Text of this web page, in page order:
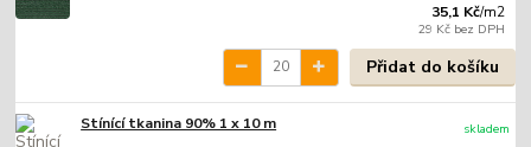
35,1 Kč/m2
29 Kč bez DPH
Přidat do košíku
Stínící tkanina 90% 1 x 10 m
skladem